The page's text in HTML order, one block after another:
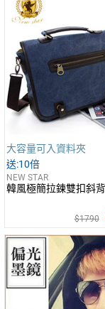
大容量可入資料夾
10倍
NEW STAR
韓風極簡拉鍊雙扣斜
1790